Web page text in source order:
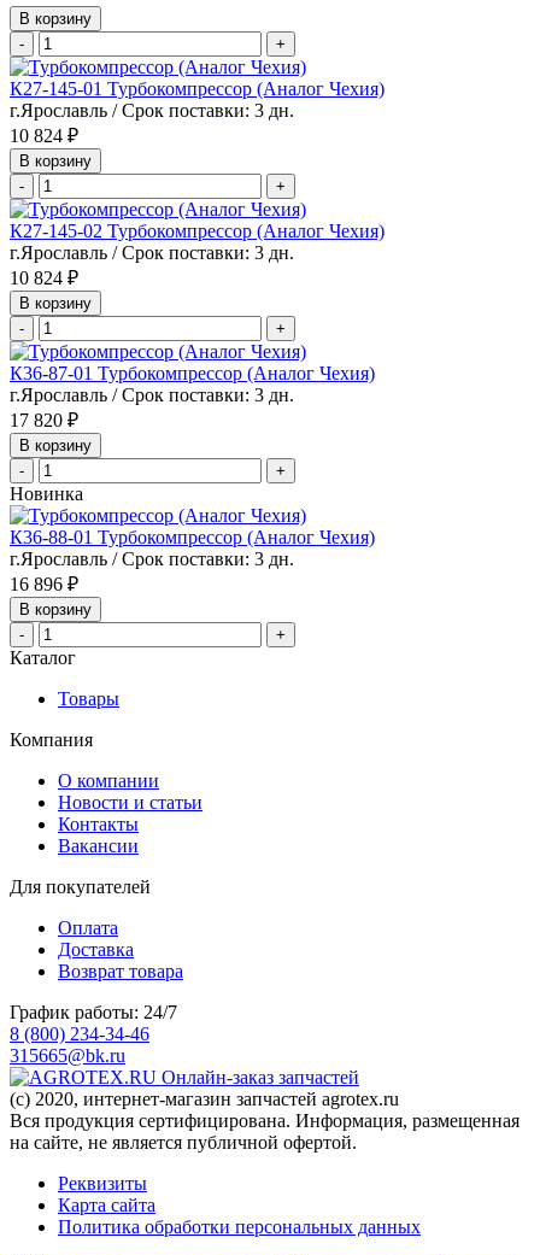
В корзину
-
+
К27-145-01 Турбокомпрессор (Аналог Чехия)
г.Ярославль / Срок поставки: 3 дн.
10 824 ₽
В корзину
-
+
К27-145-02 Турбокомпрессор (Аналог Чехия)
г.Ярославль / Срок поставки: 3 дн.
10 824 ₽
В корзину
-
+
К36-87-01 Турбокомпрессор (Аналог Чехия)
г.Ярославль / Срок поставки: 3 дн.
17 820 ₽
В корзину
-
+
Новинка
К36-88-01 Турбокомпрессор (Аналог Чехия)
г.Ярославль / Срок поставки: 3 дн.
16 896 ₽
В корзину
-
+
Каталог
Товары
Компания
О компании
Новости и статьи
Контакты
Вакансии
Для покупателей
Оплата
Доставка
Возврат товара
График работы: 24/7
8 (800) 234-34-46
315665@bk.ru
Онлайн-заказ запчастей
(c) 2020, интернет-магазин запчастей agrotex.ru
Вся продукция сертифицирована. Информация, размещенная
на сайте, не является публичной офертой.
Реквизиты
Карта сайта
Политика обработки персональных данных